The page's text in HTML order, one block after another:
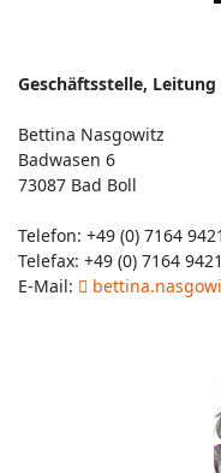
Geschäftsstelle,
Bettina Nasgowitz
Badwasen 6
73087 Bad Boll
Telefon: +49 (0) 7164
Telefax: +49 (0) 7164
E-Mail: